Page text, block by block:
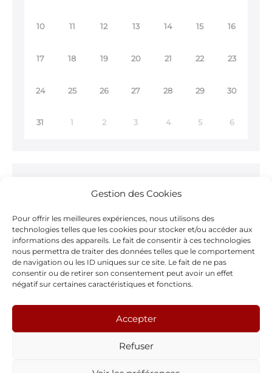
Gestion des Cookies
Pour offrir les meilleures expériences, nous utilisons des
technologies telles que les cookies pour stocker et/ou accéder aux
informations des appareils. Le fait de consentir à ces technologies
nous permettra de traiter des données telles que le comportement
de navigation ou les ID uniques sur ce site. Le fait de ne pas
consentir ou de retirer son consentement peut avoir un effet
négatif sur certaines caractéristiques et fonctions.
Accepter
Refuser
10 11 12 13 14 15 16
17 18 19 20 21 22 23
24 25 26 27 28 29 30
31 1 2 3 4 5 6
Ne ratez rien !
Inscrivez-vous à notreNewsletter >
Notre page Facebook
a